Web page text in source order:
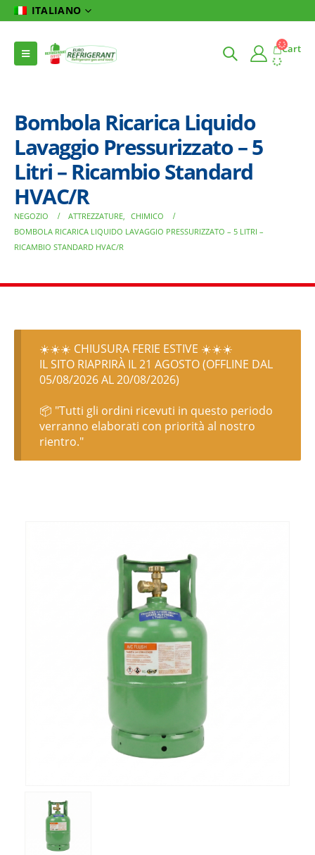
ITALIANO
Cart
Bombola Ricarica Liquido
Lavaggio Pressurizzato – 5
Litri – Ricambio Standard
HVAC/R
NEGOZIO ATTREZZATURE, CHIMICO
BOMBOLA RICARICA LIQUIDO LAVAGGIO PRESSURIZZATO – 5 LITRI –
RICAMBIO STANDARD HVAC/R
☀️☀️☀️ CHIUSURA FERIE ESTIVE ☀️☀️☀️
IL SITO RIAPRIRÀ IL 21 AGOSTO (OFFLINE DAL
05/08/2026 AL 20/08/2026)
📦 "Tutti gli ordini ricevuti in questo periodo
verranno elaborati con priorità al nostro
rientro."